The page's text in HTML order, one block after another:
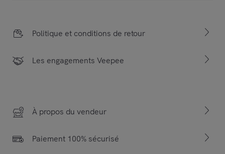
Politique et conditions de retour
Les engagements Veepee
À propos du vendeur
Paiement 100% sécurisé